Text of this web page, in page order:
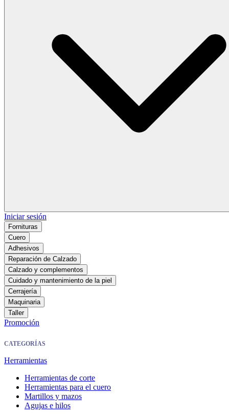
Iniciar sesión
Fornituras
Cuero
Adhesivos
Reparación de Calzado
Calzado y complementos
Cuidado y mantenimiento de la piel
Cerrajería
Maquinaria
Taller
Promoción
CATEGORÍAS
Herramientas
Herramientas de corte
Herramientas para el cuero
Martillos y mazos
Agujas e hilos